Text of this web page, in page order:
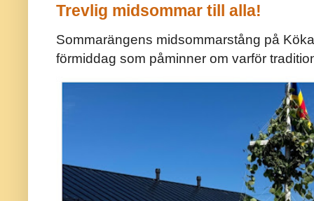
Trevlig midsommar till alla!
Sommarängens midsommarstång på
förmiddag som påminner om varför